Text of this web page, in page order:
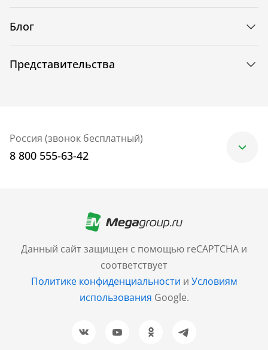
Данный сайт защищен с помощью reCAPTCHA и
соответствует
Политике конфиденциальности и Условиям
использования Google.
Блог
Представительства
Россия (звонок бесплатный)
8 800 555-63-42
+7 (499) 705-30-10
Санкт-Петербург
+7 (812) 600-77-33
Барнаул
+7 (961) 999-93-93
Новосибирск